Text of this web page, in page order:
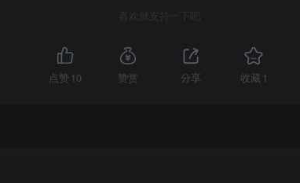
喜欢就支持一下吧
点赞 10 赞赏 分享 收藏 1